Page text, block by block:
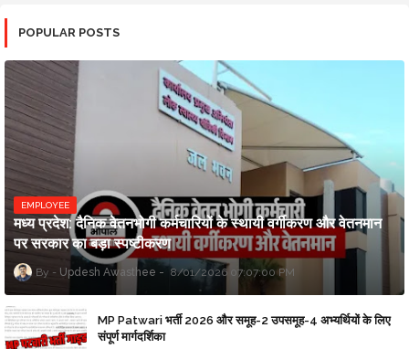
POPULAR POSTS
EMPLOYEE
मध्य प्रदेश: दैनिक वेतनभोगी कर्मचारियों के स्थायी वर्गीकरण और वेतनमान
पर सरकार का बड़ा स्पष्टीकरण
Updesh Awasthee 8/01/2026 07:07:00 PM
MP Patwari भर्ती 2026 और समूह-2 उपसमूह-4 अभ्यर्थियों के लिए
संपूर्ण मार्गदर्शिका